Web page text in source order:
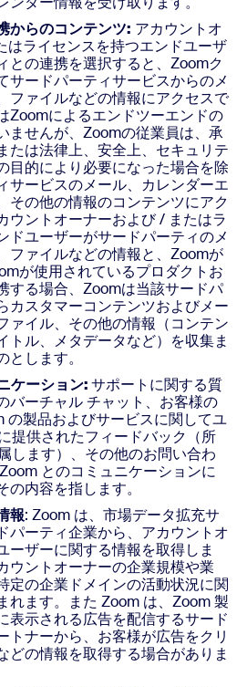
からのコンテンツ: アカウントオ
はライセンスを持つエンドユーザ
との連携を選択すると、Zoomク
サードパーティサービスからのメ
ファイルなどの情報にアクセスで
Zoomによるエンドツーエンドの
ませんが、Zoomの従業員は、承
たは法律上、安全上、セキュリテ
目的により必要になった場合を除
サービスのメール、カレンダーエ
その他の情報のコンテンツにアク
ウントオーナーおよび / またはラ
ドユーザーがサードパーティのメ
ファイルなどの情報と、Zoomが
が使用されているプロダクトお
する場合、Zoomは当該サードパ
カスタマーコンテンツおよびメー
ァイル、その他の情報（コンテン
トル、メタデータなど）を収集ま
します。
ケーション:サポートに関する質
バーチャル チャット、お客様の
の製品およびサービスに関してユ
提供されたフィードバック（所
します）、その他のお問い合わ
とのコミュニケーションに
内容を指します。
報: Zoom は、市場データ拡充サ
パーティ企業から、アカウントオ
ーザーに関する情報を取得しま
ウントオーナーの企業規模や業
定の企業ドメインの活動状況に関
れます。また Zoom は、Zoom 製
表示される広告を配信するサード
トナーから、お客様が広告をクリ
どの情報を取得する場合がありま